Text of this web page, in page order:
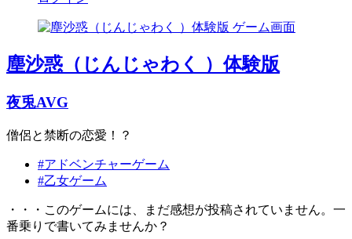
塵沙惑（じんじゃわく ）体験版
夜兎AVG
僧侶と禁断の恋愛！？
#アドベンチャーゲーム
#乙女ゲーム
・・・このゲームには、まだ感想が投稿されていません。一
番乗りで書いてみませんか？